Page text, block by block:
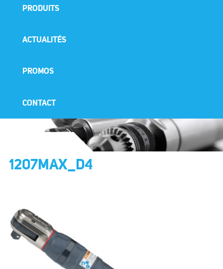
PRODUITS
ACTUALITÉS
PROMOS
CONTACT
1207MAX_D4